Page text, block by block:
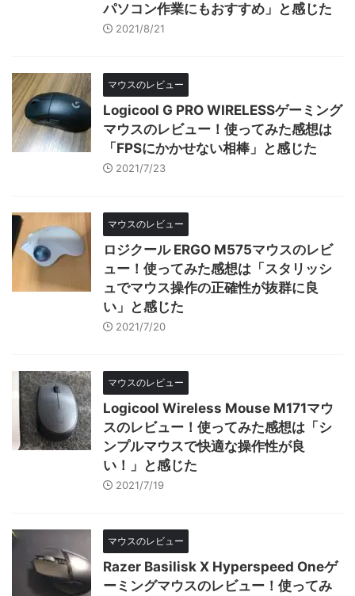
パソコン作業にもおすすめ」と感じた
2021/8/21
マウスのレビュー
Logicool G PRO WIRELESSゲーミング
マウスのレビュー！使ってみた感想は
「FPSにかかせない相棒」と感じた
2021/7/23
マウスのレビュー
ロジクール ERGO M575マウスのレビ
ュー！使ってみた感想は「スタリッシ
ュでマウス操作の正確性が抜群に良
い」と感じた
2021/7/20
マウスのレビュー
Logicool Wireless Mouse M171マウ
スのレビュー！使ってみた感想は「シ
ンプルマウスで快適な操作性が良
い！」と感じた
2021/7/19
マウスのレビュー
Razer Basilisk X Hyperspeed Oneゲ
ーミングマウスのレビュー！使ってみ